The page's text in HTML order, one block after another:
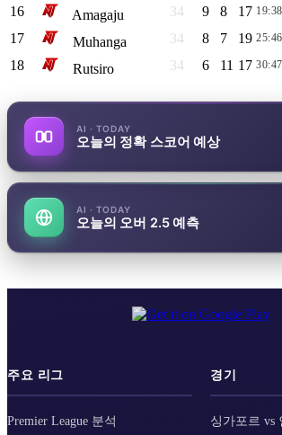
16
Amagaju 34 9 8 17 19:38
17
Muhanga 34 8 7 19 25:46
18
Rutsiro 34 6 11 17 30:47
AI · TODAY
오늘의 정확 스코어 예상
AI · TODAY
오늘의 오버 2.5 예측
주요 리그
Premier League 분석
경기
싱가포르 vs